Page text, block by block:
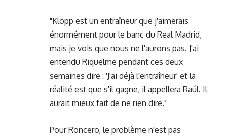
"Klopp est un entraîneur que j'aimerais
énormément pour le banc du Real Madrid,
mais je vois que nous ne l'aurons pas. J'ai
entendu Riquelme pendant ces deux
semaines dire : 'J'ai déjà l'entraîneur' et la
réalité est que s'il gagne, il appellera Raúl. Il
aurait mieux fait de ne rien dire."
Pour Roncero, le problème n'est pas